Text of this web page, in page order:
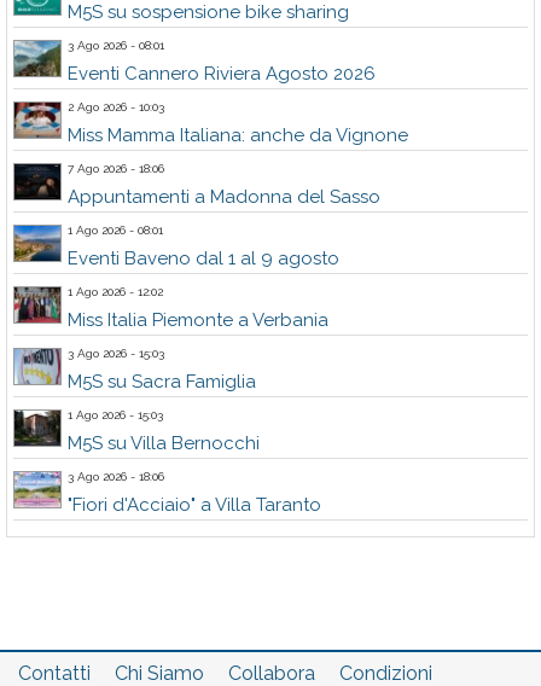
M5S su sospensione bike sharing
3 Ago 2026 - 08:01
Eventi Cannero Riviera Agosto 2026
2 Ago 2026 - 10:03
Miss Mamma Italiana: anche da Vignone
7 Ago 2026 - 18:06
Appuntamenti a Madonna del Sasso
1 Ago 2026 - 08:01
Eventi Baveno dal 1 al 9 agosto
1 Ago 2026 - 12:02
Miss Italia Piemonte a Verbania
3 Ago 2026 - 15:03
M5S su Sacra Famiglia
1 Ago 2026 - 15:03
M5S su Villa Bernocchi
3 Ago 2026 - 18:06
"Fiori d'Acciaio" a Villa Taranto
Contatti Chi Siamo Collabora Condizioni